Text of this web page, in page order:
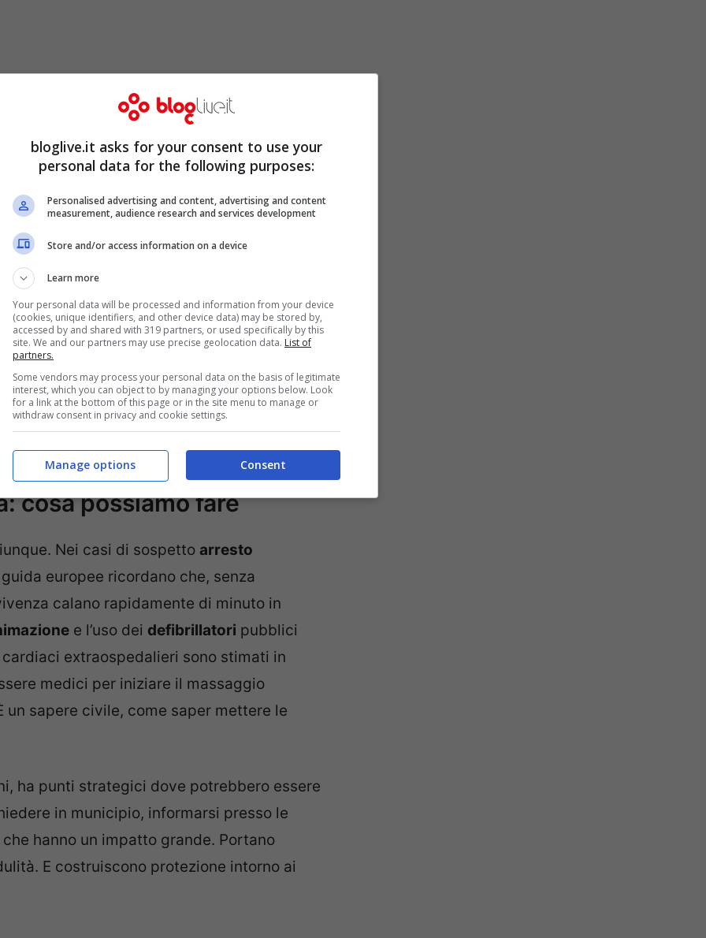
paese coglie al volo. Il turno rispettato, la
Era nel pieno di un’età che chiama
lo ricorda come un uomo di fabbrica,
le cose senza stare sotto ai riflettori.
ufficiali sui funerali o su eventuali iniziative
informazioni mancano, e verranno con
cosa possiamo fare
Nei casi di sospetto arresto
europee ricordano che, senza
calano rapidamente di minuto in
e l’uso dei defibrillatori pubblici
extraospedalieri sono stimati in
medici per iniziare il massaggio
un sapere civile, come saper mettere le
ha punti strategici dove potrebbero essere
in municipio, informarsi presso le
hanno un impatto grande. Portano
E costruiscono protezione intorno ai
bloglive.it asks for your consent to use your
personal data for the following purposes:
Personalised advertising and content, advertising and content
measurement, audience research and services development
Store and/or access information on a device
Learn more
Your personal data will be processed and information from your device
(cookies, unique identifiers, and other device data) may be stored by,
accessed by and shared with 319 partners, or used specifically by this
site. We and our partners may use precise geolocation data. List of
partners.
Some vendors may process your personal data on the basis of legitimate
interest, which you can object to by managing your options below. Look
for a link at the bottom of this page or in the site menu to manage or
withdraw consent in privacy and cookie settings.
Consent
Manage options